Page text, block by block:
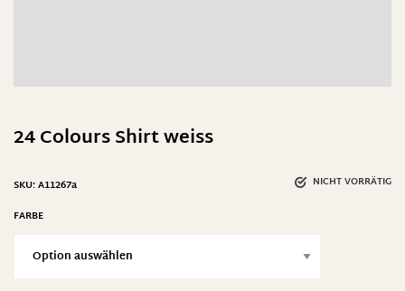
24 Colours Shirt weiss
NICHT VORRÄTIG
SKU:A11267a
FARBE